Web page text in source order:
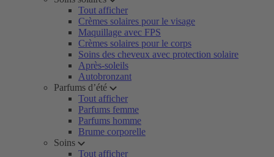
Tout afficher
Crèmes solaires pour le visage
Maquillage avec FPS
Crèmes solaires pour le corps
Soins des cheveux avec protection solaire
Après-soleils
Autobronzant
Parfums d’été
Tout afficher
Parfums femme
Parfums homme
Brume corporelle
Soins
Tout afficher